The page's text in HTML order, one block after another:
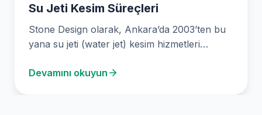
Su Jeti Kesim Süreçleri
Stone Design olarak, Ankara’da 2003’ten bu
yana su jeti (water jet) kesim hizmetleri
Devamını okuyun